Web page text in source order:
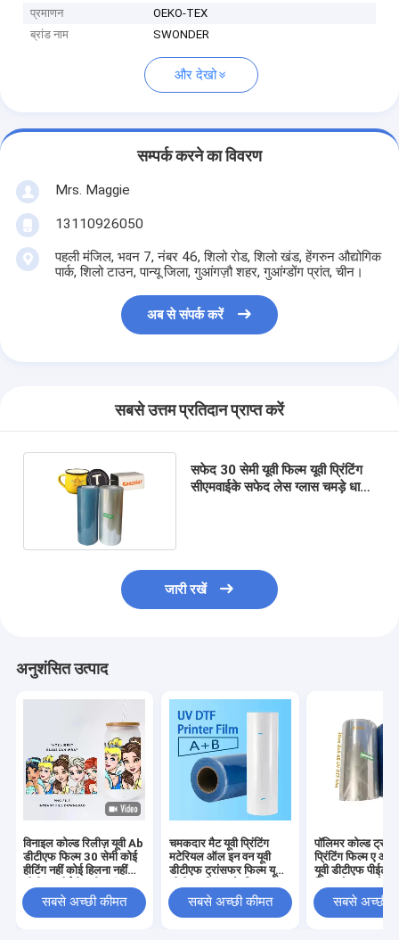
प्रमाणन
OEKO-TEX
ब्रांड नाम
SWONDER
और देखो
सम्पर्क करने का विवरण
Mrs. Maggie
13110926050
पहली मंजिल, भवन 7, नंबर 46, शिलो रोड, शिलो खंड, हेंगरुन औद्योगिक
पार्क, शिलो टाउन, पान्यू जिला, गुआंगज़ौ शहर, गुआंग्डोंग प्रांत, चीन।
अब से संपर्क करें
सबसे उत्तम प्रतिदान प्राप्त करें
सफेद 30 सेमी यूवी फिल्म यूवी प्रिंटिंग
सीएमवाईके सफेद लेस ग्लास चमड़े धातु
जारी रखें
अनुशंसित उत्पाद
विनाइल कोल्ड रिलीज़ यूवी Ab
डीटीएफ फिल्म 30 सेमी कोई
हीटिंग नहीं कोई हिलना नहीं
फिल्मसबसे अच्छी कीमत
चमकदार मैट यूवी प्रिंटिंग
मटेरियल ऑल इन वन यूवी
डीटीएफ ट्रांसफर फिल्म यूवी
सबसे अच्छी कीमत
पॉलिमर कोल्ड
प्रिंटिंग फिल्म ए और
यूवी डीटीएफ पीईटी
सबसे अच्छी